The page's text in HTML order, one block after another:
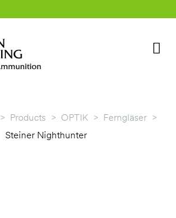
> Products > OPTIK > Ferngläser >
Steiner Nighthunter